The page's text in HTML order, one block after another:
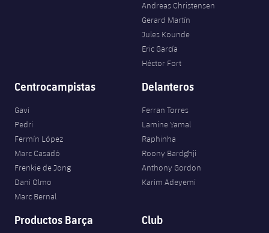
Andreas Christensen
Gerard Martín
Jules Kounde
Eric García
Héctor Fort
Centrocampistas
Gavi
Pedri
Fermín López
Marc Casadó
Frenkie de Jong
Dani Olmo
Marc Bernal
Delanteros
Ferran Torres
Lamine Yamal
Raphinha
Roony Bardghji
Anthony Gordon
Karim Adeyemi
Productos Barça Club